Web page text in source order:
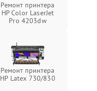
Ремонт принтера
HP Color LaserJet
Pro 4203dw
Ремонт принтера
HP Latex 730/830